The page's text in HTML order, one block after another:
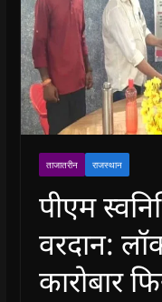
ताजातरीन राजस्थान
पीएम
वरदान:
कारोबार